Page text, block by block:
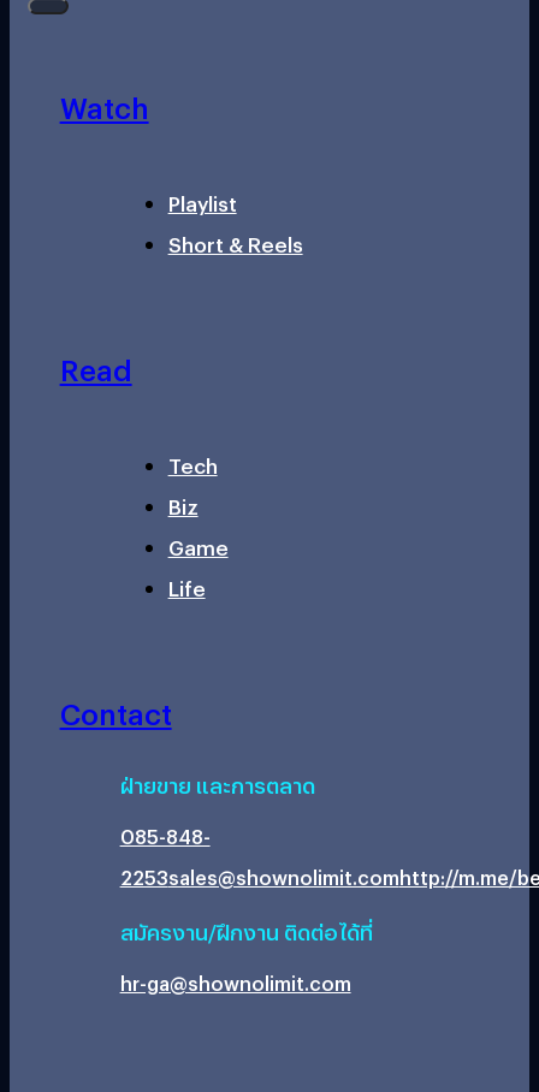
Watch
Playlist
Short & Reels
Read
Tech
Biz
Game
Life
Contact
ฝ่ายขาย และการตลาด
085-848-
2253sales@shownolimit.comhttp://m.me/
สมัครงาน/ฝึกงาน ติดต่อได้ที่
hr-ga@shownolimit.com